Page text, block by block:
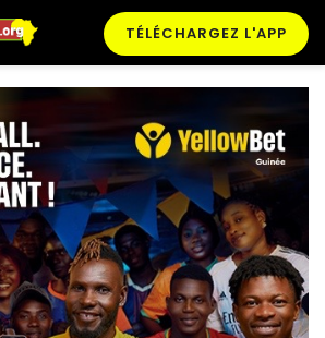
TÉLÉCHARGEZ L'APP